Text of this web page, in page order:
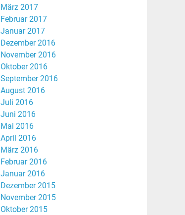
März 2017
Februar 2017
Januar 2017
Dezember 2016
November 2016
Oktober 2016
September 2016
August 2016
Juli 2016
Juni 2016
Mai 2016
April 2016
März 2016
Februar 2016
Januar 2016
Dezember 2015
November 2015
Oktober 2015